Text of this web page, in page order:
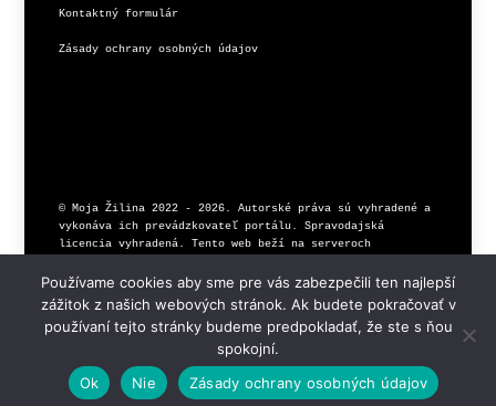
Kontaktný formulár
Zásady ochrany osobných údajov
© Moja Žilina 2022 - 2026. Autorské práva sú vyhradené a
vykonáva ich prevádzkovateľ portálu. Spravodajská
licencia vyhradená. Tento web beží na serveroch
Používame cookies aby sme pre vás zabezpečili ten najlepší
zážitok z našich webových stránok. Ak budete pokračovať v
používaní tejto stránky budeme predpokladať, že ste s ňou
spokojní.
Ok
Nie Zásady ochrany osobných údajov